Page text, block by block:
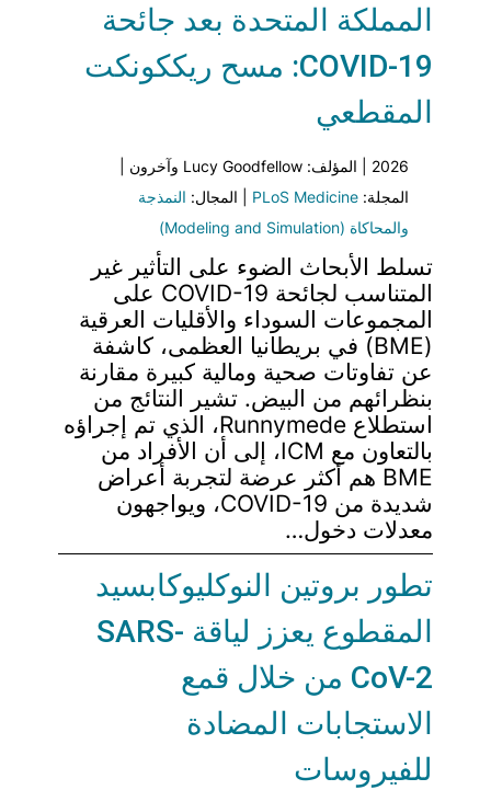
المملكة المتحدة بعد جائحة
COVID-19: مسح ريككونكت
المقطعي
2026 | المؤلف: Lucy Goodfellow وآخرون |
المجلة:PLoS Medicine | المجال: النمذجة
والمحاكاة (Modeling and Simulation)
تسلط الأبحاث الضوء على التأثير غير
المتناسب لجائحة COVID-19 على
المجموعات السوداء والأقليات العرقية
(BME) في بريطانيا العظمى، كاشفة
عن تفاوتات صحية ومالية كبيرة مقارنة
بنظرائهم من البيض. تشير النتائج من
استطلاع Runnymede، الذي تم إجراؤه
بالتعاون مع ICM، إلى أن الأفراد من
BME هم أكثر عرضة لتجربة أعراض
شديدة من COVID-19، ويواجهون
معدلات دخول…
تطور بروتين النوكليوكابسيد
المقطوع يعزز لياقة SARS-
CoV-2 من خلال قمع
الاستجابات المضادة
للفيروسات